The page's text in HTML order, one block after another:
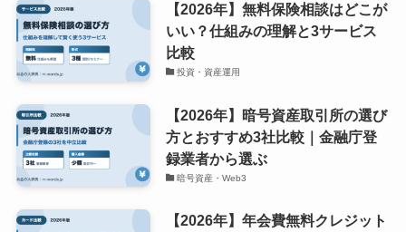
【2026年】無料保険相談はどこが
いい？仕組みの理解と3サービス
比較
投資・資産運用
【2026年】暗号資産取引所の選び
方とおすすめ3社比較｜金融庁登
録業者から選ぶ
暗号資産・Web3
【2026年】年会費無料クレジット